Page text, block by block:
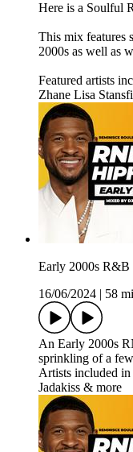
Here is a Soulful
This mix features
2000s as well as
Featured artists
Zhane Lisa
Early 2000s R&B
16/06/2024
58
An Early 2000s
sprinkling of a
Artists included
Jadakiss & more